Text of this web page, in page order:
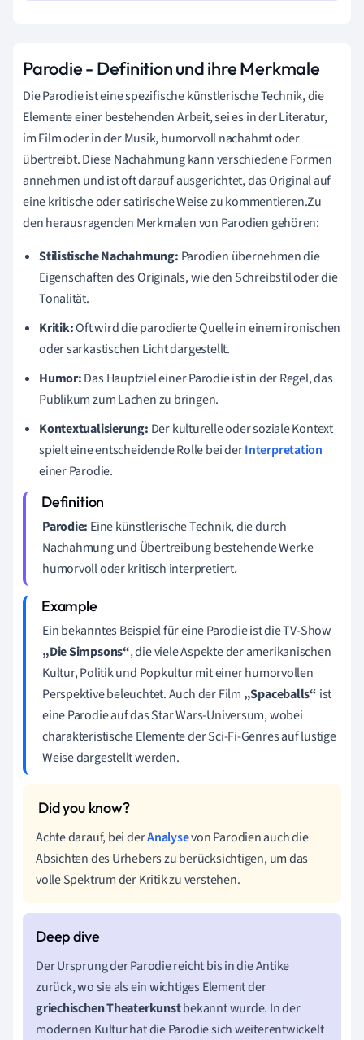
Parodie - Definition und ihre Merkmale
Die Parodie ist eine spezifische künstlerische Technik, die
Elemente einer bestehenden Arbeit, sei es in der Literatur,
im Film oder in der Musik, humorvoll nachahmt oder
übertreibt. Diese Nachahmung kann verschiedene Formen
annehmen und ist oft darauf ausgerichtet, das Original auf
eine kritische oder satirische Weise zu kommentieren.Zu
den herausragenden Merkmalen von Parodien gehören:
Stilistische Nachahmung: Parodien übernehmen die
Eigenschaften des Originals, wie den Schreibstil oder die
Tonalität.
Kritik:Oft wird die parodierte Quelle in einem ironischen
oder sarkastischen Licht dargestellt.
Humor:Das Hauptziel einer Parodie ist in der Regel, das
Publikum zum Lachen zu bringen.
Kontextualisierung: Der kulturelle oder soziale Kontext
spielt eine entscheidende Rolle bei derInterpretation
einer Parodie.
Parodie: Eine künstlerische Technik, die durch
Nachahmung und Übertreibung bestehende Werke
humorvoll oder kritisch interpretiert.
Ein bekanntes Beispiel für eine Parodie ist die TV-Show
„Die Simpsons“, die viele Aspekte der amerikanischen
Kultur, Politik und Popkultur mit einer humorvollen
Perspektive beleuchtet. Auch der Film „Spaceballs“ ist
eine Parodie auf das Star Wars-Universum, wobei
charakteristische Elemente der Sci-Fi-Genres auf lustige
Weise dargestellt werden.
Achte darauf, bei derAnalysevon Parodien auch die
Absichten des Urhebers zu berücksichtigen, um das
volle Spektrum der Kritik zu verstehen.
Der Ursprung der Parodie reicht bis in die Antike
zurück, wo sie als ein wichtiges Element der
griechischen Theaterkunstbekannt wurde. In der
modernen Kultur hat die Parodie sich weiterentwickelt